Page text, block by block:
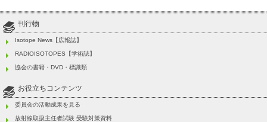
刊行物
Isotope News【広報誌】
RADIOISOTOPES【学術誌】
協会の書籍・DVD・標識類
お役立ちコンテンツ
委員会の活動成果を見る
放射線取扱主任者試験 受験対策資料